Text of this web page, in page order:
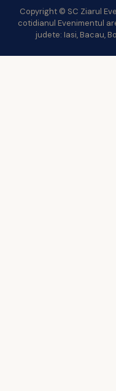
Copyright © SC Ziarul
cotidianul Evenimentul
judete: Iasi, Bacau,